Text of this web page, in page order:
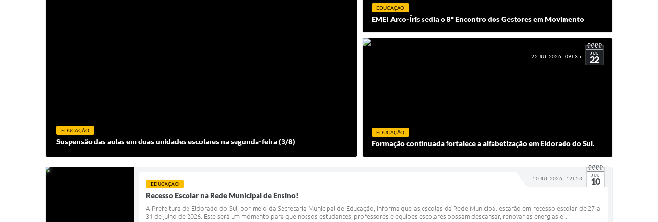
EDUCAÇÃO
Suspensão das aulas em duas unidades escolares na segunda-feira (3/8)
EDUCAÇÃO
EMEI Arco-Íris sedia o 8º Encontro dos Gestores em Movimento
22 JUL 2026 - 09h35 JUL
22
EDUCAÇÃO
Formação continuada fortalece a alfabetização em Eldorado do Sul.
10 JUL 2026 - 12h53 JUL
10
EDUCAÇÃO
Recesso Escolar na Rede Municipal de Ensino!
A Prefeitura de Eldorado do Sul, por meio da Secretaria Municipal de Educação, informa que as escolas da Rede Municipal estarão em recesso escolar de 27 a
31 de julho de 2026. Este será um momento para que nossos estudantes, professores e equipes escolares possam descansar, renovar as energias e...